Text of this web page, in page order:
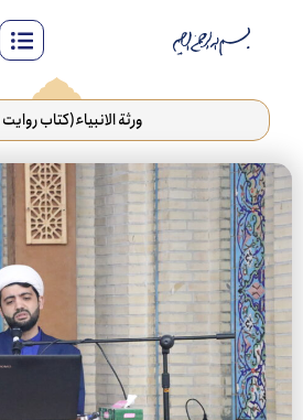
ورثة الانبیاء(کتاب روایت تفکر)